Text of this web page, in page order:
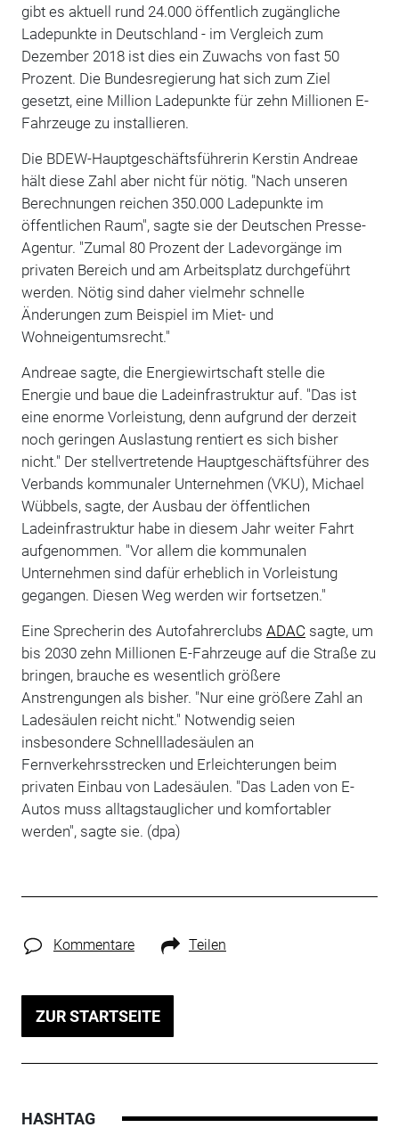
gibt es aktuell rund 24.000 öffentlich zugängliche
Ladepunkte in Deutschland - im Vergleich zum
Dezember 2018 ist dies ein Zuwachs von fast 50
Prozent. Die Bundesregierung hat sich zum Ziel
gesetzt, eine Million Ladepunkte für zehn Millionen E-
Fahrzeuge zu installieren.
Die BDEW-Hauptgeschäftsführerin Kerstin Andreae
hält diese Zahl aber nicht für nötig. "Nach unseren
Berechnungen reichen 350.000 Ladepunkte im
öffentlichen Raum", sagte sie der Deutschen Presse-
Agentur. "Zumal 80 Prozent der Ladevorgänge im
privaten Bereich und am Arbeitsplatz durchgeführt
werden. Nötig sind daher vielmehr schnelle
Änderungen zum Beispiel im Miet- und
Wohneigentumsrecht."
Andreae sagte, die Energiewirtschaft stelle die
Energie und baue die Ladeinfrastruktur auf. "Das ist
eine enorme Vorleistung, denn aufgrund der derzeit
noch geringen Auslastung rentiert es sich bisher
nicht." Der stellvertretende Hauptgeschäftsführer des
Verbands kommunaler Unternehmen (VKU), Michael
Wübbels, sagte, der Ausbau der öffentlichen
Ladeinfrastruktur habe in diesem Jahr weiter Fahrt
aufgenommen. "Vor allem die kommunalen
Unternehmen sind dafür erheblich in Vorleistung
gegangen. Diesen Weg werden wir fortsetzen."
Eine Sprecherin des Autofahrerclubs ADAC sagte, um
bis 2030 zehn Millionen E-Fahrzeuge auf die Straße zu
bringen, brauche es wesentlich größere
Anstrengungen als bisher. "Nur eine größere Zahl an
Ladesäulen reicht nicht." Notwendig seien
insbesondere Schnellladesäulen an
Fernverkehrsstrecken und Erleichterungen beim
privaten Einbau von Ladesäulen. "Das Laden von E-
Autos muss alltagstauglicher und komfortabler
werden", sagte sie. (dpa)
Kommentare Teilen
ZUR STARTSEITE
HASHTAG